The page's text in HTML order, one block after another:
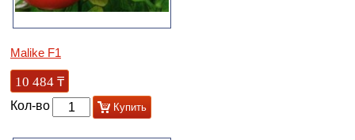
Malike F1
10 484 ₸
Кол-во Купить